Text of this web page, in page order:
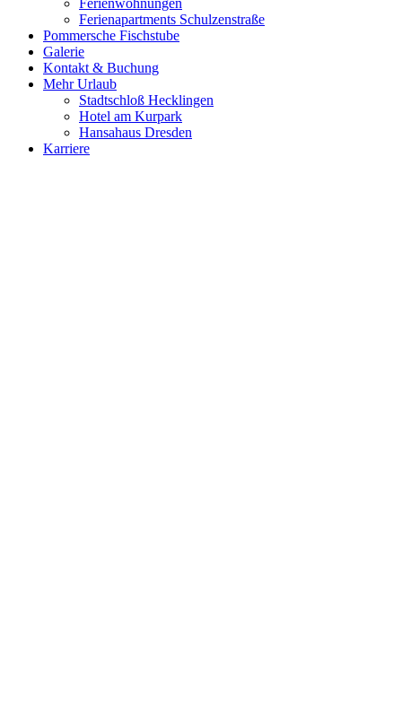
Ferienapartments Schulzenstraße
Pommersche Fischstube
Galerie
Kontakt & Buchung
Mehr Urlaub
Stadtschloß Hecklingen
Hotel am Kurpark
Hansahaus Dresden
Karriere